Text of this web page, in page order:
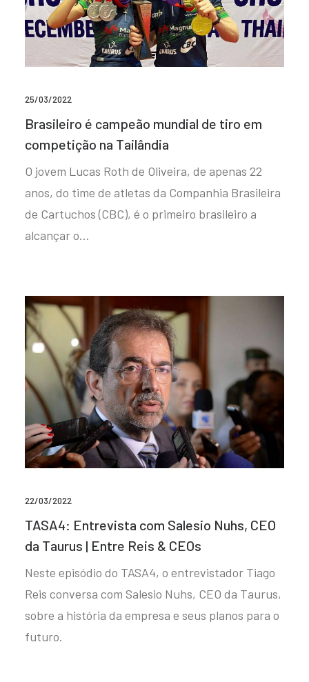
25/03/2022
Brasileiro é campeão mundial de tiro em
competição na Tailândia
O jovem Lucas Roth de Oliveira, de apenas 22
anos, do time de atletas da Companhia Brasileira
de Cartuchos (CBC), é o primeiro brasileiro a
alcançar o…
22/03/2022
TASA4: Entrevista com Salesio Nuhs, CEO
da Taurus | Entre Reis & CEOs
Neste episódio do TASA4, o entrevistador Tiago
Reis conversa com Salesio Nuhs, CEO da Taurus,
sobre a história da empresa e seus planos para o
futuro.